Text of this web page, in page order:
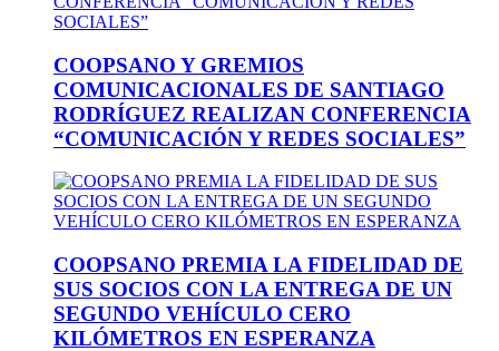
COOPSANO Y GREMIOS
COMUNICACIONALES DE SANTIAGO
RODRÍGUEZ REALIZAN CONFERENCIA
“COMUNICACIÓN Y REDES SOCIALES”
COOPSANO PREMIA LA FIDELIDAD DE
SUS SOCIOS CON LA ENTREGA DE UN
SEGUNDO VEHÍCULO CERO
KILÓMETROS EN ESPERANZA